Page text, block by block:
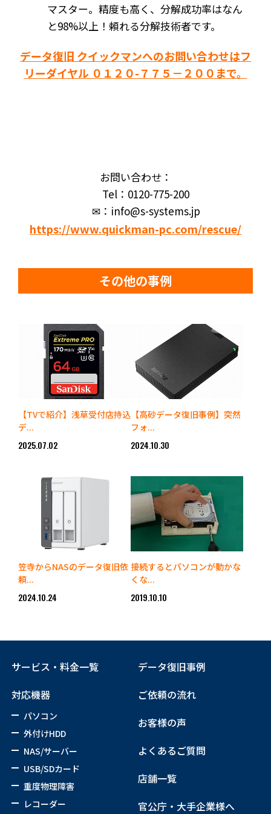
マスター。精度も高く、分解成功率はなん
と98%以上！頼れる分解技術者です。
データ復旧 クイックマンへのお問い合わせはフ
リーダイヤル ０１２０-７７５－２００まで。
お問い合わせ：
Tel：0120-775-200
✉：info@s-systems.jp
https://www.quickman-pc.com/rescue/
その他の事例
【TVで紹介】浅草受付店持込
デ...
2025.07.02
【高砂データ復旧事例】突然
フォ...
2024.10.30
笠寺からNASのデータ復旧依
頼...
2024.10.24
接続するとパソコンが動かな
くな...
2019.10.10
サービス・料金一覧
対応機器
パソコン
外付けHDD
NAS/サーバー
USB/SDカード
重度物理障害
レコーダー
データ復旧事例
ご依頼の流れ
お客様の声
よくあるご質問
店舗一覧
官公庁・大手企業様へ